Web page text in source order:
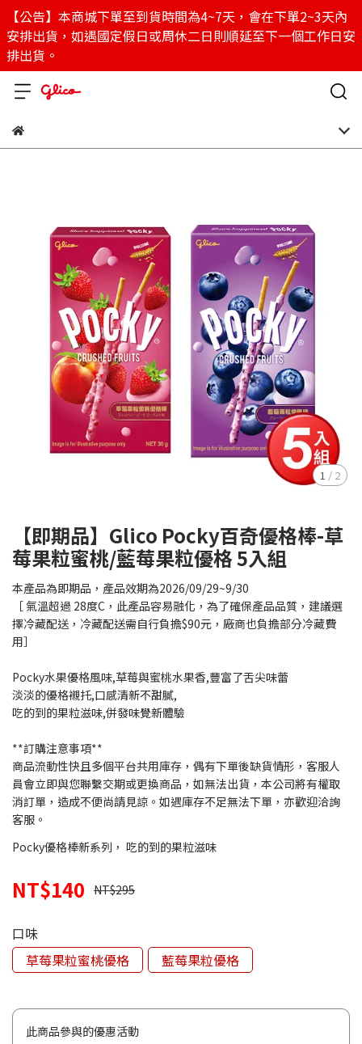
【公告】本商城下單至到貨時間為4~7天，會在下單2~3天內
安排出貨，如遇國定假日或周休二日則順延至下一個工作日安
排出貨。
1 / 2
【即期品】Glico Pocky百奇優格棒-草
莓果粒蜜桃/藍莓果粒優格 5入組
本產品為即期品，產品效期為2026/09/29~9/30
［ 氣溫超過 28度C，此產品容易融化，為了確保產品品質，建議選
擇冷藏配送，冷藏配送需自行負擔$90元，廠商也負擔部分冷藏費
用］
Pocky水果優格風味,草莓與蜜桃水果香,豐富了舌尖味蕾
淡淡的優格襯托,口感清新不甜膩,
吃的到的果粒滋味,併發味覺新體驗
**訂購注意事項**
商品流動性快且多個平台共用庫存，偶有下單後缺貨情形，客服人
員會立即與您聯繫交期或更換商品，如無法出貨，本公司將有權取
消訂單，造成不便尚請見諒。如遇庫存不足無法下單，亦歡迎洽詢
客服。
Pocky優格棒新系列， 吃的到的果粒滋味
NT$140 NT$295
口味
草莓果粒蜜桃優格
藍莓果粒優格
此商品參與的優惠活動